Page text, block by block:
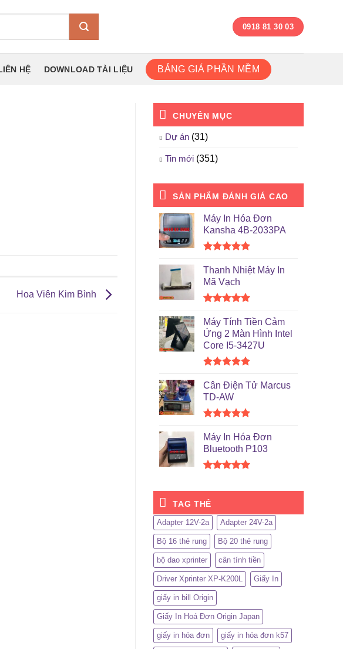
0918 81 30 03
HỆ DOWNLOAD TÀI LIỆU BẢNG GIÁ PHẦN MỀM
Hoa Viên Kim Bình
CHUYÊN MỤC
Dự án(31)
Tin mới(351)
SẢN PHẨM ĐÁNH GIÁ CAO
Máy In Hóa Đơn
Kansha 4B-2033PA
hạng5.00
5 sao
Thanh Nhiệt Máy In
Mã Vạch
hạng5.00
5 sao
Máy Tính Tiền Cảm
Ứng 2 Màn Hình Intel
Core I5-3427U
hạng5.00
5 sao
Cân Điện Tử Marcus
TD-AW
hạng5.00
5 sao
Máy In Hóa Đơn
Bluetooth P103
5 sao
TAG THẺ
Adapter 12V-2a Adapter 24V-2a
Bộ 16 thẻ rung Bộ 20 thẻ rung
bộ dao xprinter cân tính tiền
Driver Xprinter XP-K200L Giấy In
giấy in bill Origin
Giấy In Hoá Đơn Origin Japan
giấy in hóa đơn giấy in hóa đơn k57